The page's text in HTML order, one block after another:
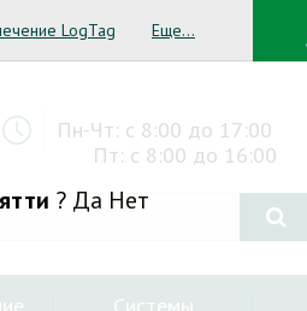
LogTag Еще...
? Да Нет
Пн-Чт: с 8:00 до 17:00
Пт: с 8:00 до 16:00